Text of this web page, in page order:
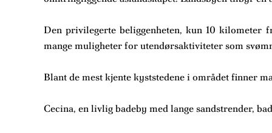
Den privilegerte beliggenheten, kun 10 kilometer
mange muligheter for utendørsaktiviteter som
Blant de mest kjente kyststedene i området finner
Cecina, en livlig badeby med lange sandstrender,